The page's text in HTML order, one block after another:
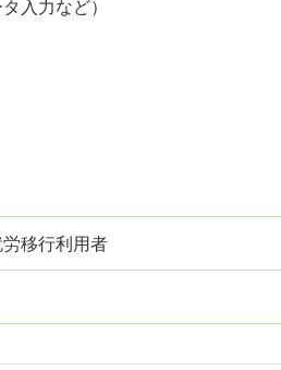
入力など）
移行利用者